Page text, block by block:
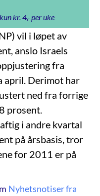
kr. 4,- per uke
vil i løpet av
anslo Israels
fra
april. Derimot har
ned fra forrige
prosent.
i andre kvartal
på årsbasis, tror
for 2011 er på
Nyhetsnotiser fra